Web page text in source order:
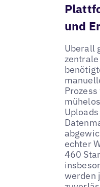
und
Uberall
zentrale
echter
460
werden